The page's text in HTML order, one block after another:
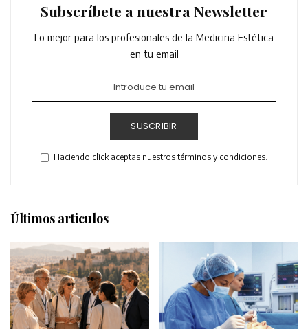
Subscríbete a nuestra Newsletter
Lo mejor para los profesionales de la Medicina Estética
en tu email
SUSCRIBIR
Haciendo click aceptas nuestros términos y condiciones.
Últimos articulos